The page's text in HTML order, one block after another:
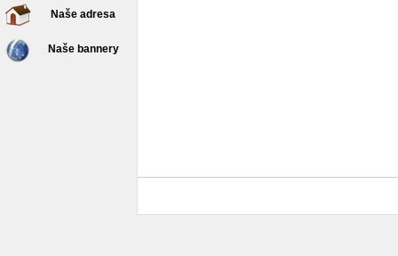
Naše adresa
Naše bannery